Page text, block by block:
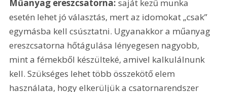
Műanyag ereszcsatorna: saját kezű munka
esetén lehet jó választás, mert az idomokat „csak”
egymásba kell csúsztatni. Ugyanakkor a műanyag
ereszcsatorna hőtágulása lényegesen nagyobb,
mint a fémekből készülteké, amivel kalkulálnunk
kell. Szükséges lehet több összekötő elem
használata, hogy elkerüljük a csatornarendszer